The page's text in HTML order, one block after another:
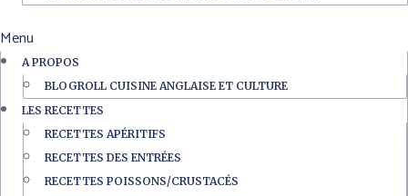
Menu
A PROPOS
BLOGROLL CUISINE ANGLAISE ET CULTURE
LES RECETTES
RECETTES APÉRITIFS
RECETTES DES ENTRÉES
RECETTES POISSONS/CRUSTACÉS